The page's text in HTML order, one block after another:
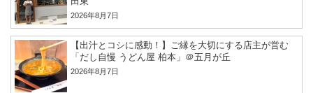
2026年8月7日
【出汁とコシに感動！】ご縁を大切にする店主が営む
「だし自慢 うどん屋 柏本」＠五月が丘
2026年8月7日